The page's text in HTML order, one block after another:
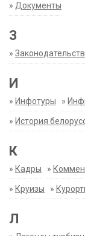
» Документы
З
»
И
» Инфотуры »
» История
К
» Кадры »
» Круизы »
Л